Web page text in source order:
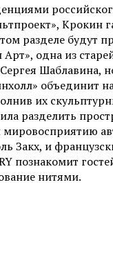
Крокин
разделе будут
одна из
Сергея
объединит
их
разделить
мировосприятию
Закх, и
познакомит
нитями.